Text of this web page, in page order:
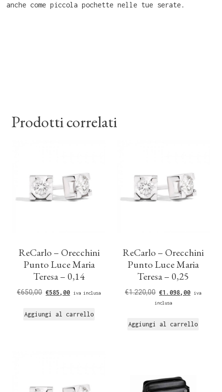
anche come piccola pochette nelle tue serate.
Prodotti correlati
ReCarlo – Orecchini
Punto Luce Maria
Teresa – 0,14
€650,00 €585,00 iva inclusa
Aggiungi al carrello
ReCarlo – Orecchini
Punto Luce Maria
Teresa – 0,25
€1.220,00 €1.098,00
iva
inclusa
Aggiungi al carrello